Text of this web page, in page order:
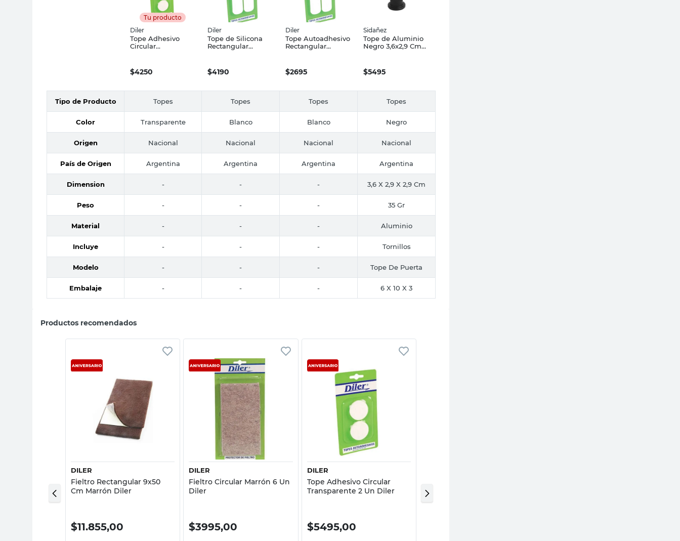
Tu producto
Diler
Tope Adhesivo
Circular
$4250
Diler
Tope de Silicona
Rectangular
$4190
Diler
Tope Autoadhesivo
Rectangular
$2695
Sidañez
Tope de Aluminio
Negro 3,6x2,9 Cm
$5495
Tipo de Producto Topes Topes Topes Topes
Color Transparente Blanco Blanco Negro
Origen Nacional Nacional Nacional Nacional
País de Origen Argentina Argentina Argentina Argentina
Dimension - - - 3,6 X 2,9 X 2,9 Cm
Peso - - - 35 Gr
Material - - - Aluminio
Incluye - - - Tornillos
Modelo - - - Tope De Puerta
Embalaje - - - 6 X 10 X 3
Productos recomendados
Vista rápida
DILER
Fieltro Rectangular 9x50
Cm Marrón Diler
$11.855,00
Vista rápida
DILER
Fieltro Circular Marrón 6 Un
Diler
$3995,00
Vista rápida
DILER
Tope Adhesivo Circular
Transparente 2 Un Diler
$5495,00
Transparente 2 Un Diler